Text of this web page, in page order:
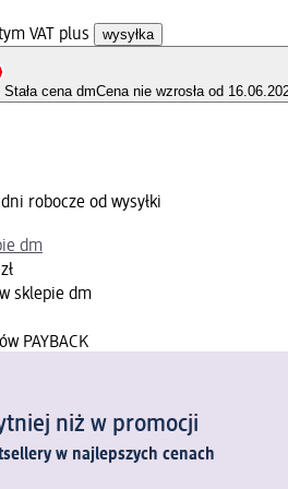
VAT plus wysyłka
Stała cena dmCena nie wzrosła od
robocze od wysyłki
dm
sklepie dm
PAYBACK
niż w promocji
w najlepszych cenach